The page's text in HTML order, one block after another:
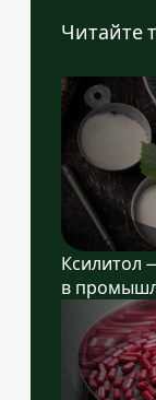
Читайте
Ксилитол
в